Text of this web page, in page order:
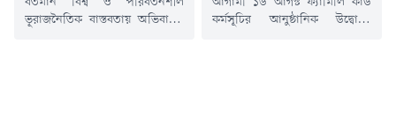
ভূরাজনৈতিক বাস্তবতায় অভিবাসন
কর্মসূচির আনুষ্ঠানিক উদ্বোধন